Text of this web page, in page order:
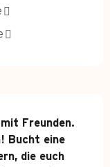
Freunden.
Bucht eine
die euch